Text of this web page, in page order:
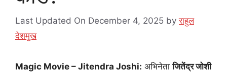
Last Updated On December 4, 2025 byराहुल
देशमुख
Magic Movie – Jitendra Joshi: अभिनेताजितेंद्र जोशी